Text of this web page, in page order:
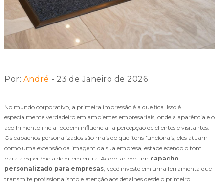
Por: André - 23 de Janeiro de 2026
No mundo corporativo, a primeira impressão é a que fica. Isso é
especialmente verdadeiro em ambientes empresariais, onde a aparência e o
acolhimento inicial podem influenciar a percepção de clientes e visitantes.
Os capachos personalizados são mais do que itens funcionais; eles atuam
como uma extensão da imagem da sua empresa, estabelecendo o tom
para a experiência de quem entra. Ao optar por um capacho
personalizado para empresas, você investe em uma ferramenta que
transmite profissionalismo e atenção aos detalhes desde o primeiro